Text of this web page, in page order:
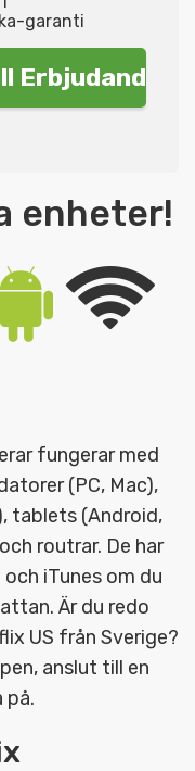
garanti
Erbjudande!
enheter!
fungerar med
(PC, Mac),
tablets (Android,
routrar. De har
iTunes om du
Är du redo
US från Sverige?
anslut till en
på.